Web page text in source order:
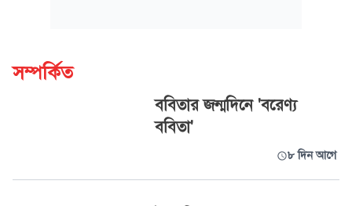
সম্পর্কিত
ববিতার জন্মদিনে 'বরেণ্য
ববিতা'
৮ দিন আগে